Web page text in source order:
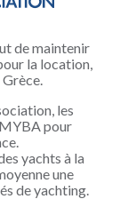
de maintenir
la location,
les
pour
yachts à la
une
de yachting.